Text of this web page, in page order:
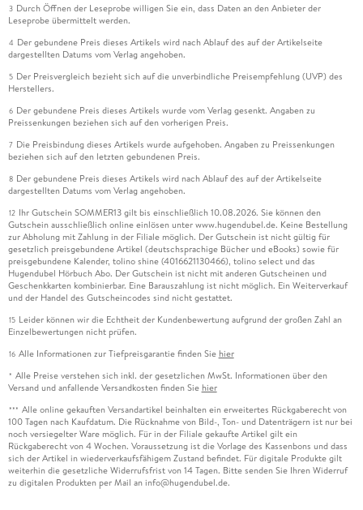
3 Durch Öffnen der Leseprobe willigen Sie ein, dass Daten an den Anbieter der
Leseprobe übermittelt werden.
4 Der gebundene Preis dieses Artikels wird nach Ablauf des auf der Artikelseite
dargestellten Datums vom Verlag angehoben.
5 Der Preisvergleich bezieht sich auf die unverbindliche Preisempfehlung (UVP) des
Herstellers.
6 Der gebundene Preis dieses Artikels wurde vom Verlag gesenkt. Angaben zu
Preissenkungen beziehen sich auf den vorherigen Preis.
7 Die Preisbindung dieses Artikels wurde aufgehoben. Angaben zu Preissenkungen
beziehen sich auf den letzten gebundenen Preis.
8 Der gebundene Preis dieses Artikels wird nach Ablauf des auf der Artikelseite
dargestellten Datums vom Verlag angehoben.
12 Ihr Gutschein SOMMER13 gilt bis einschließlich 10.08.2026. Sie können den
Gutschein ausschließlich online einlösen unter www.hugendubel.de. Keine Bestellung
zur Abholung mit Zahlung in der Filiale möglich. Der Gutschein ist nicht gültig für
gesetzlich preisgebundene Artikel (deutschsprachige Bücher und eBooks) sowie für
preisgebundene Kalender, tolino shine (4016621130466), tolino select und das
Hugendubel Hörbuch Abo. Der Gutschein ist nicht mit anderen Gutscheinen und
Geschenkkarten kombinierbar. Eine Barauszahlung ist nicht möglich. Ein Weiterverkauf
und der Handel des Gutscheincodes sind nicht gestattet.
15 Leider können wir die Echtheit der Kundenbewertung aufgrund der großen Zahl an
Einzelbewertungen nicht prüfen.
16 Alle Informationen zur Tiefpreisgarantie finden Sie hier
* Alle Preise verstehen sich inkl. der gesetzlichen MwSt. Informationen über den
Versand und anfallende Versandkosten finden Sie hier
*** Alle online gekauften Versandartikel beinhalten ein erweitertes Rückgaberecht von
100 Tagen nach Kaufdatum. Die Rücknahme von Bild-, Ton- und Datenträgern ist nur bei
noch versiegelter Ware möglich. Für in der Filiale gekaufte Artikel gilt ein
Rückgaberecht von 4 Wochen. Voraussetzung ist die Vorlage des Kassenbons und dass
sich der Artikel in wiederverkaufsfähigem Zustand befindet. Für digitale Produkte gilt
weiterhin die gesetzliche Widerrufsfrist von 14 Tagen. Bitte senden Sie Ihren Widerruf
zu digitalen Produkten per Mail an info@hugendubel.de.